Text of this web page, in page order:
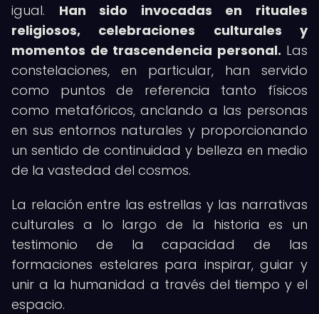
igual. Han sido invocadas en rituales
religiosos, celebraciones culturales y
momentos de trascendencia personal. Las
constelaciones, en particular, han servido
como puntos de referencia tanto físicos
como metafóricos, anclando a las personas
en sus entornos naturales y proporcionando
un sentido de continuidad y belleza en medio
de la vastedad del cosmos.
La relación entre las estrellas y las narrativas
culturales a lo largo de la historia es un
testimonio de la capacidad de las
formaciones estelares para inspirar, guiar y
unir a la humanidad a través del tiempo y el
espacio.